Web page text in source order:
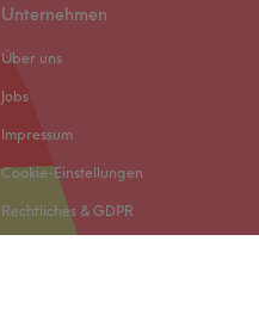
Unternehmen
Über uns
Jobs
Impressum
Cookie-Einstellungen
Rechtliches & GDPR